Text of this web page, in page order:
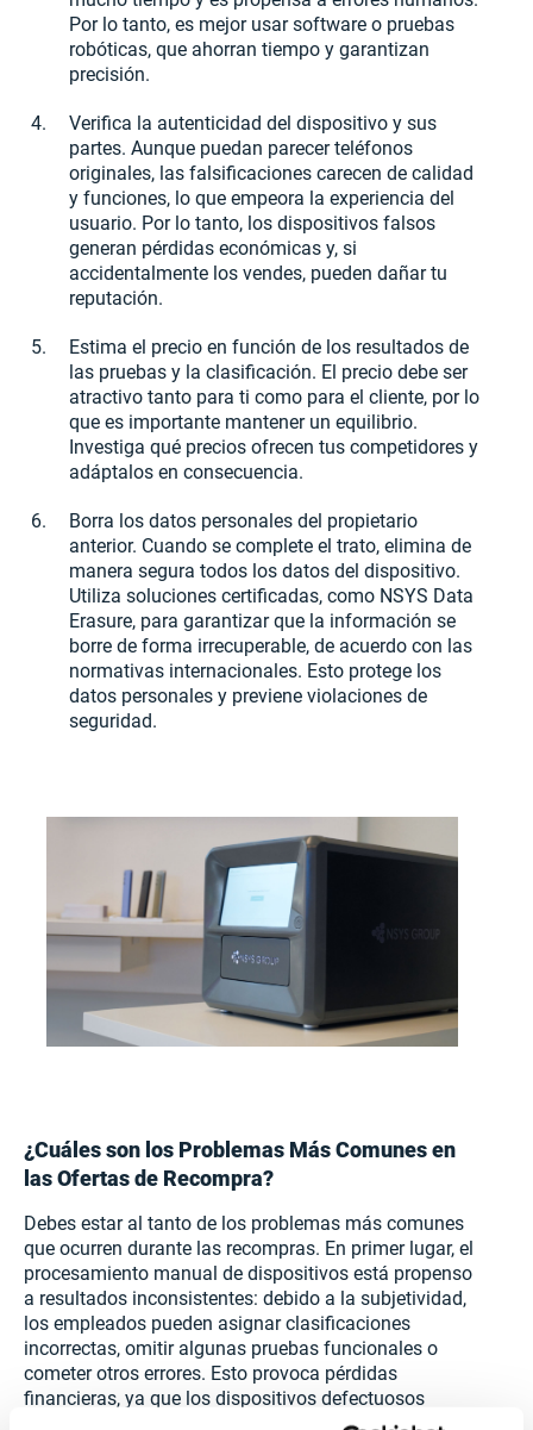
Por lo tanto, es mejor usar software o pruebas
robóticas, que ahorran tiempo y garantizan
precisión.
Verifica la autenticidad del dispositivo y sus
partes. Aunque puedan parecer teléfonos
originales, las falsificaciones carecen de calidad
y funciones, lo que empeora la experiencia del
usuario. Por lo tanto, los dispositivos falsos
generan pérdidas económicas y, si
accidentalmente los vendes, pueden dañar tu
reputación.
Estima el precio en función de los resultados de
las pruebas y la clasificación. El precio debe ser
atractivo tanto para ti como para el cliente, por lo
que es importante mantener un equilibrio.
Investiga qué precios ofrecen tus competidores y
adáptalos en consecuencia.
Borra los datos personales del propietario
anterior. Cuando se complete el trato, elimina de
manera segura todos los datos del dispositivo.
Utiliza soluciones certificadas, como NSYS Data
Erasure, para garantizar que la información se
borre de forma irrecuperable, de acuerdo con las
normativas internacionales. Esto protege los
datos personales y previene violaciones de
seguridad.
¿Cuáles son los Problemas Más Comunes en
las Ofertas de Recompra?
Debes estar al tanto de los problemas más comunes
que ocurren durante las recompras. En primer lugar, el
procesamiento manual de dispositivos está propenso
a resultados inconsistentes: debido a la subjetividad,
los empleados pueden asignar clasificaciones
incorrectas, omitir algunas pruebas funcionales o
cometer otros errores. Esto provoca pérdidas
financieras, ya que los dispositivos defectuosos